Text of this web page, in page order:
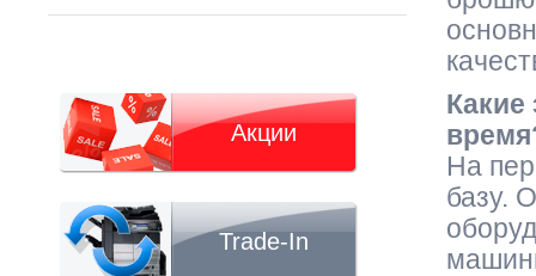
Какие
На
базу.
Акции
Trade-In